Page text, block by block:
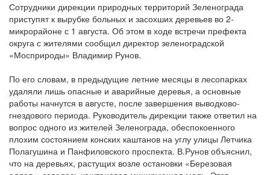
Сотрудники дирекции природных территорий Зеленограда
приступят к вырубке больных и засохших деревьев во 2-
микрорайоне с 1 августа. Об этом в ходе встречи префекта
округа с жителями сообщил директор зеленоградской
«Мосприроды» Владимир Рунов.
По его словам, в предыдущие летние месяцы в лесопарках
удаляли лишь опасные и аварийные деревья, а основные
работы начнутся в августе, после завершения выводково-
гнездового периода. Руководитель дирекции также ответил на
вопрос одного из жителей Зеленограда, обеспокоенного
плохим состоянием конских каштанов на углу улицы Летчика
Полагушина и Панфиловского проспекта. В.Рунов объяснил,
что на деревьях, растущих возле остановки «Березовая